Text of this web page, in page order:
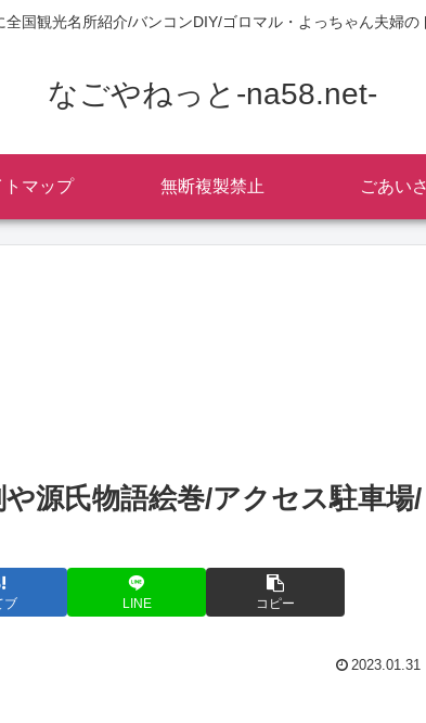
全国観光名所紹介/バンコンDIY/ゴロマル・よっちゃん夫婦の
なごやねっと-na58.net-
トマップ 無断複製禁止 ごあい
源氏物語絵巻/アクセス駐車場/
ブ LINE コピー
2023.01.31